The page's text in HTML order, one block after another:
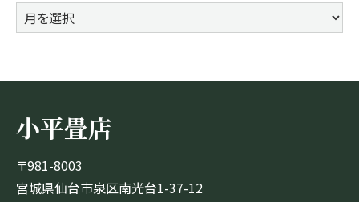
ア
ー
イ
小平畳店
〒981-8003
宮城県仙台市泉区南光台1-37-12